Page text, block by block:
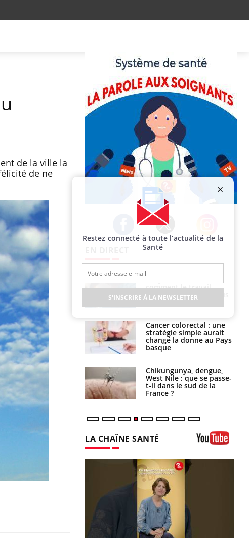
de la ville la
de ne
Facebook Twitter Instagram
infantile : un
s’interroge sur
taux élevé en France
à risque : ce jus
attire l'attention
chercheurs
oublier les
en vacances ?
comment le travail
empiète de plus en plus
sur nos soirées
Cancer colorectal : une
stratégie simple aurait
changé la donne au Pays
basque
Chikungunya, dengue,
West Nile : que se passe-
t-il dans le sud de la
France ?
LA CHAÎNE SANTÉ
Restez connecté à toute l’actualité de la
Santé
S'INSCRIRE À LA NEWSLETTER